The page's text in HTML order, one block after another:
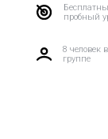
пробный
8 человек в
группе